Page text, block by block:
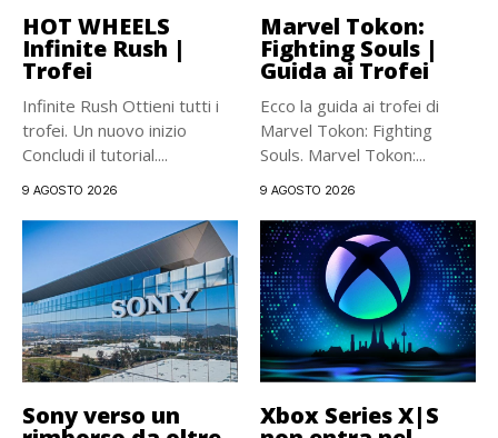
HOT WHEELS
Infinite Rush |
Trofei
Infinite Rush Ottieni tutti i
trofei. Un nuovo inizio
Concludi il tutorial....
9 AGOSTO 2026
Marvel Tokon:
Fighting Souls |
Guida ai Trofei
Ecco la guida ai trofei di
Marvel Tokon: Fighting
Souls. Marvel Tokon:...
9 AGOSTO 2026
Sony verso un Xbox Series X|S